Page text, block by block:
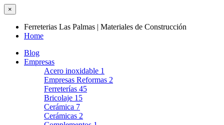
×
Ferreterias Las Palmas | Materiales de Construcción
Home
Blog
Empresas
Acero inoxidable 1
Empresas Reformas 2
Ferreterías 45
Bricolaje 15
Cerámica 7
Cerámicas 2